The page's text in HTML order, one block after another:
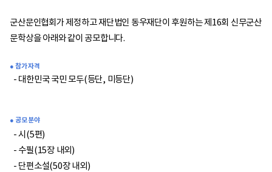
군산문인협회가 제정하고 재단법인 동우재단이 후원하는 제16회 신무군산
문학상을 아래와 같이 공모합니다.
● 참가 자격
- 대한민국 국민 모두(등단, 미등단)
● 공모 분야
- 시(5편)
- 수필(15장 내외)
- 단편소설(50장 내외)